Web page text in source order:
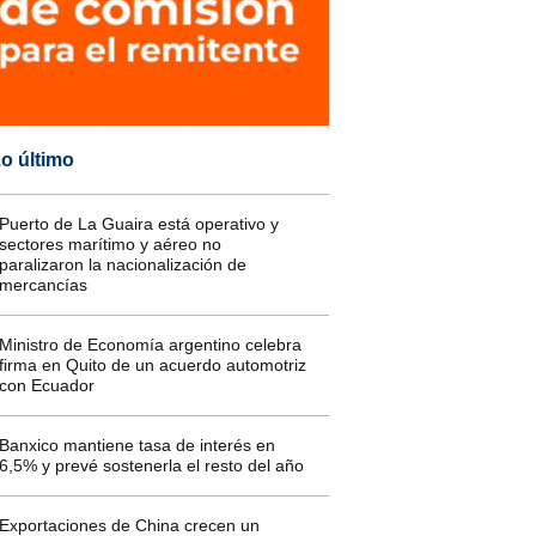
último
de La Guaira está operativo y
marítimo y aéreo no
la nacionalización de
de Economía argentino celebra
en Quito de un acuerdo automotriz
Ecuador
mantiene tasa de interés en
y prevé sostenerla el resto del año
de China crecen un